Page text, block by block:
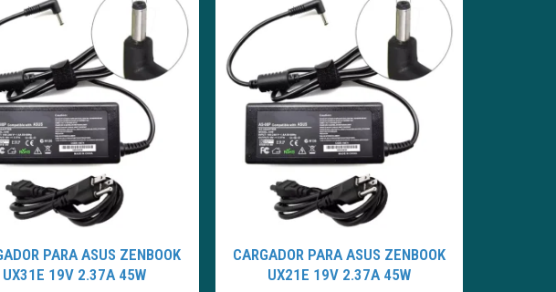
PARA ASUS ZENBOOK
UX31E 19V 2.37A 45W
CARGADOR PARA ASUS ZENBOOK
UX21E 19V 2.37A 45W